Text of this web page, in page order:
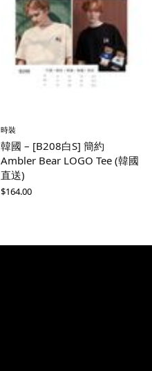
時裝
韓國 – [B208白S] 簡約
Ambler Bear LOGO Tee (韓國
直送)
$164.00